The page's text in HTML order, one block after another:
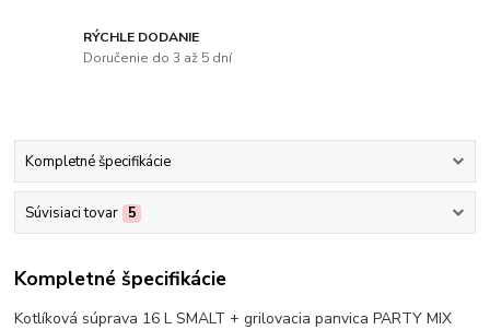
RÝCHLE DODANIE
Doručenie do 3 až 5 dní
Kompletné špecifikácie
Súvisiaci tovar 5
Kompletné špecifikácie
Kotlíková súprava 16 L SMALT + grilovacia panvica PARTY MIX